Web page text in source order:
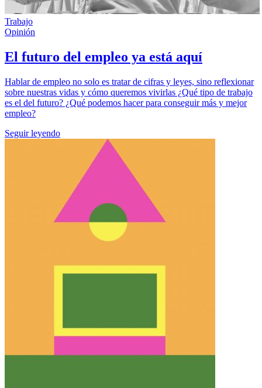
Trabajo
Opinión
El futuro del empleo ya está aquí
Hablar de empleo no solo es tratar de cifras y leyes, sino reflexionar
sobre nuestras vidas y cómo queremos vivirlas ¿Qué tipo de trabajo
es el del futuro? ¿Qué podemos hacer para conseguir más y mejor
empleo?
Seguir leyendo